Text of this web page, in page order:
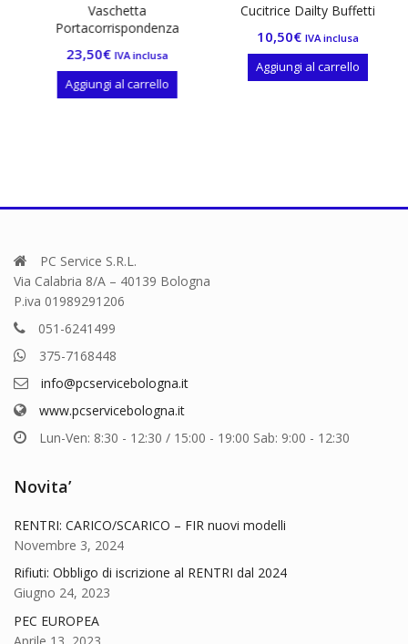
Vaschetta
Portacorrispondenza
23,50€ IVA inclusa
Aggiungi al carrello
Cucitrice Dailty Buffetti
10,50€ IVA inclusa
Aggiungi al carrello
PC Service S.R.L.
Via Calabria 8/A – 40139 Bologna
P.iva 01989291206
051-6241499
375-7168448
info@pcservicebologna.it
www.pcservicebologna.it
Lun-Ven: 8:30 - 12:30 / 15:00 - 19:00 Sab: 9:00 - 12:30
Novita’
RENTRI: CARICO/SCARICO – FIR nuovi modelli
Novembre 3, 2024
Rifiuti: Obbligo di iscrizione al RENTRI dal 2024
Giugno 24, 2023
PEC EUROPEA
Aprile 13, 2023